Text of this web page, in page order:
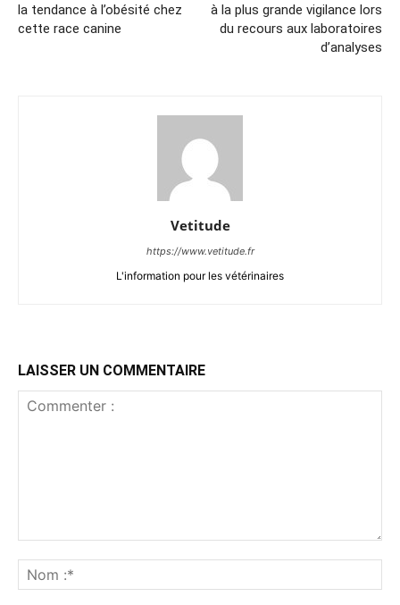
la tendance à l’obésité chez
cette race canine
à la plus grande vigilance lors
du recours aux laboratoires
d’analyses
Vetitude
https://www.vetitude.fr
L'information pour les vétérinaires
LAISSER UN COMMENTAIRE